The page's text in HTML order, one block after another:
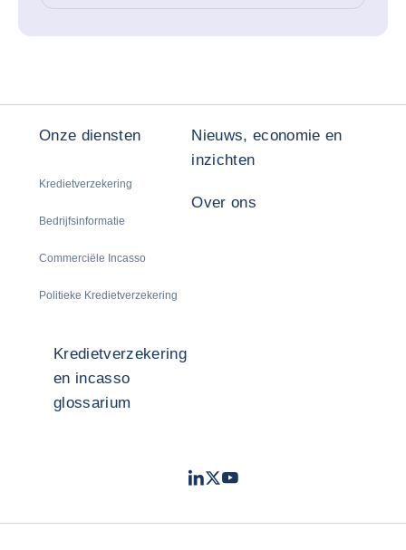
Onze diensten
Kredietverzekering
Bedrijfsinformatie
Commerciële Incasso
Politieke Kredietverzekering
Nieuws, economie en
inzichten
Over ons
Kredietverzekering
en incasso
glossarium
LinkedIn
TwitterYoutube